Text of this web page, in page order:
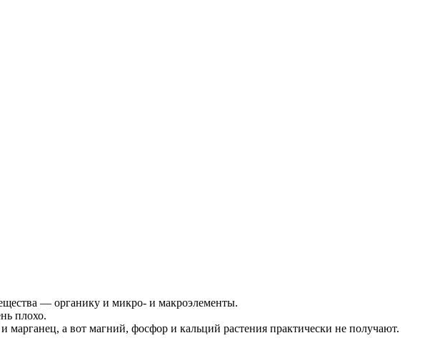
— органику и микро- и макроэлементы.
плохо.
а вот магний, фосфор и кальций растения практически не получают.